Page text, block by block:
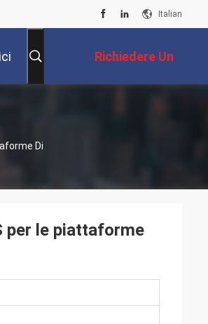
Italian
Richiedere Un
Preventivo
Di
per le piattaforme